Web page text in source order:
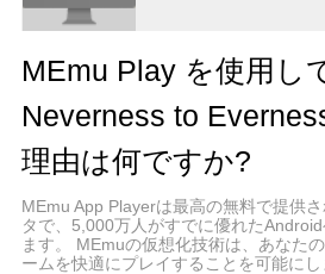
【個性豊かな仲間たち】
倒的実力のクールなSP、万能
事、トラブルメーカー、そして
まれた「テレビ頭」の整備士
癖もある仲間が勢揃い！ 賑や
を拠点に、仲間との絆を深めよ
ちやハンター組織の裏話につ
お届け！ ストーリーを進めて
の出会いを楽しもう。
MEmu Play を使用し
Neverness to
理由は何ですか?
MEmu App Playerは最高の無料で提供
タで、5,000万人がすでに優れた
ます。 MEmuの仮想化技術は、あなた
ームを快適にプレイすることを可能にし